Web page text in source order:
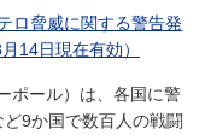
ロ脅威に関する警告発
14日現在有効）
ポール）は、各国に警
9か国で数百人の戦闘